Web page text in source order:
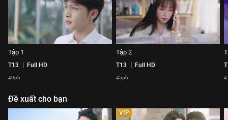
Tập 1
T13 Full HD
49ph
Tập 2
T13 Full HD
45ph
Đề xuất cho bạn
VIP